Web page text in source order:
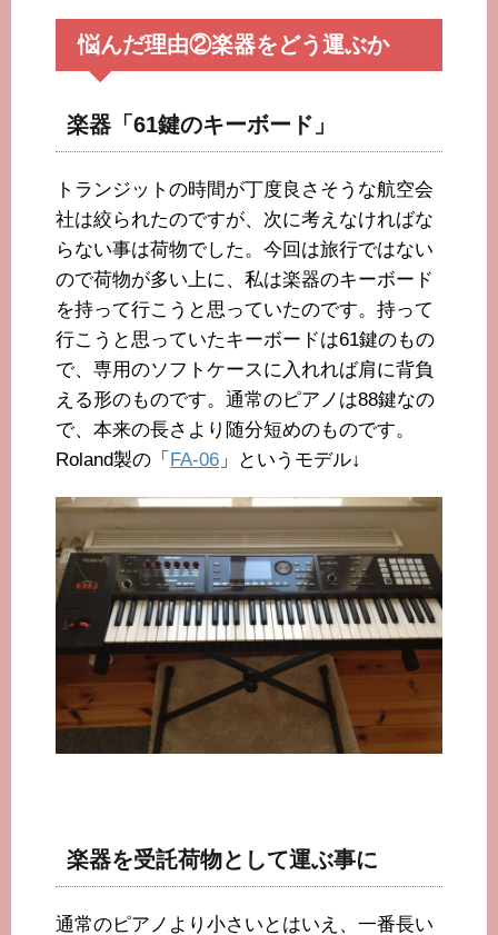
悩んだ理由②楽器をどう運ぶか
楽器「61鍵のキーボード」
トランジットの時間が丁度良さそうな航空会
社は絞られたのですが、次に考えなければな
らない事は荷物でした。今回は旅行ではない
ので荷物が多い上に、私は楽器のキーボード
を持って行こうと思っていたのです。持って
行こうと思っていたキーボードは61鍵のもの
で、専用のソフトケースに入れれば肩に背負
える形のものです。通常のピアノは88鍵なの
で、本来の長さより随分短めのものです。
Roland製の「 FA-06 」というモデル↓
楽器を受託荷物として運ぶ事に
通常のピアノより小さいとはいえ、一番長い